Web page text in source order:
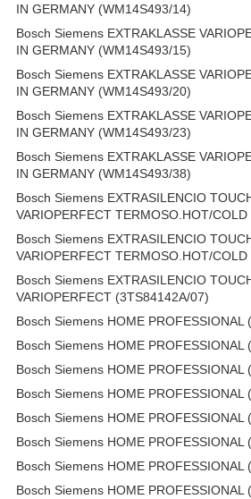
IN GERMANY (WM14S493/14)
Bosch Siemens EXTRAKLASSE
IN GERMANY (WM14S493/15)
Bosch Siemens EXTRAKLASSE
IN GERMANY (WM14S493/20)
Bosch Siemens EXTRAKLASSE
IN GERMANY (WM14S493/23)
Bosch Siemens EXTRAKLASSE
IN GERMANY (WM14S493/38)
Bosch Siemens EXTRASILENCIO
VARIOPERFECT TERMOSO.HOT/
Bosch Siemens EXTRASILENCIO
VARIOPERFECT TERMOSO.HOT/
Bosch Siemens EXTRASILENCIO
VARIOPERFECT (3TS84142A/07)
Bosch Siemens HOME PROFESSIONAL
Bosch Siemens HOME PROFESSIONAL
Bosch Siemens HOME PROFESSIONAL
Bosch Siemens HOME PROFESSIONAL
Bosch Siemens HOME PROFESSIONAL
Bosch Siemens HOME PROFESSIONAL
Bosch Siemens HOME PROFESSIONAL
Bosch Siemens HOME PROFESSIONAL